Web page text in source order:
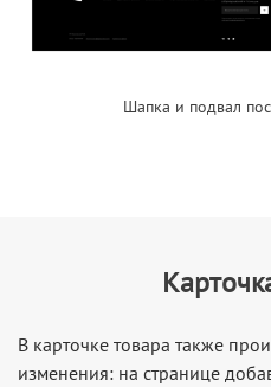
Шапка и подвал
В карточке товара также
изменения: на странице